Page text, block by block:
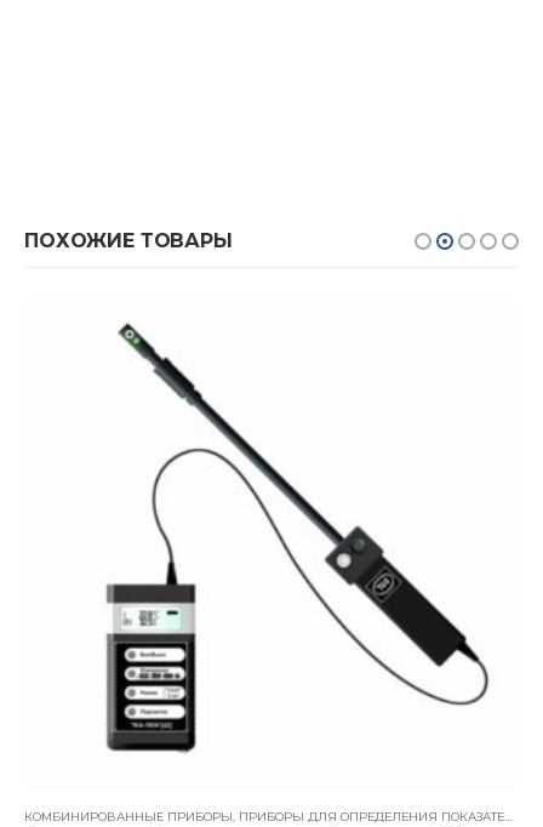
ПОХОЖИЕ ТОВАРЫ
КОМБИНИРОВАННЫЕ ПРИБОРЫ, ПРИБОРЫ ДЛЯ ОПРЕДЕЛЕНИЯ ПОКАЗАТЕЛЕЙ МИКРОКЛИМАТА